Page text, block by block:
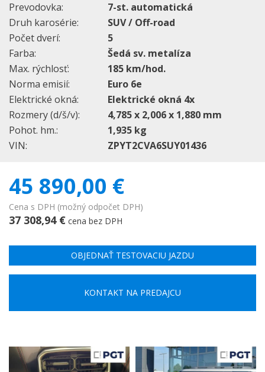
Prevodovka:
7-st. automatická
Druh karosérie:
SUV / Off-road
Počet dverí:
5
Farba:
Šedá sv. metalíza
Max. rýchlosť:
185 km/hod.
Norma emisií:
Euro 6e
Elektrické okná:
Elektrické okná 4x
Rozmery (d/š/v):
4,785 x 2,006 x 1,880 mm
Pohot. hm.:
1,935 kg
VIN:
ZPYT2CVA6SUY01436
45 890,00 €
Cena s DPH (možný odpočet DPH)
37 308,94 € cena bez DPH
OBJEDNAŤ TESTOVACIU JAZDU
KONTAKT NA PREDAJCU